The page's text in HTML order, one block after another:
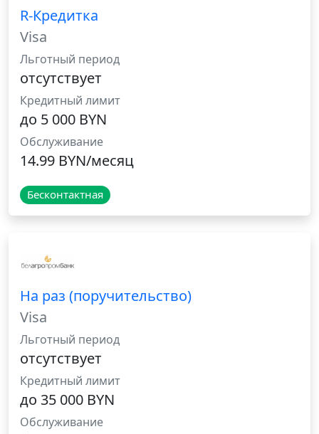
R-Кредитка
Visa
Льготный период
отсутствует
Кредитный лимит
до 5 000 BYN
Обслуживание
14.99 BYN/месяц
Бесконтактная
На раз (поручительство)
Visa
Льготный период
отсутствует
Кредитный лимит
до 35 000 BYN
Обслуживание